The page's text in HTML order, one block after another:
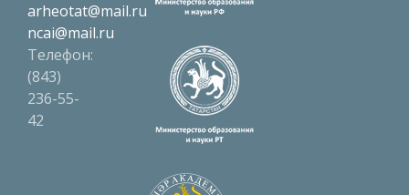
arheotat@mail.ru
ncai@mail.ru
Телефон:
(843)
236-55-
42